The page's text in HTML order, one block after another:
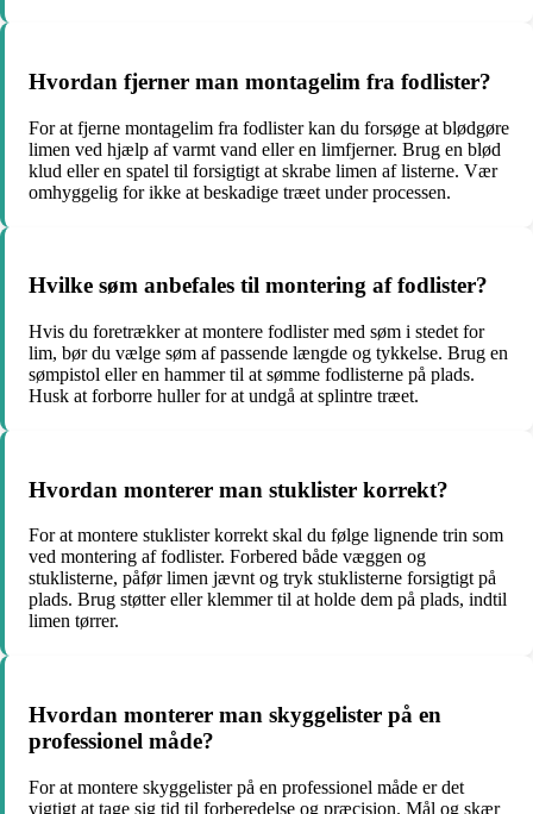
Hvordan fjerner man montagelim fra fodlister?
For at fjerne montagelim fra fodlister kan du forsøge at blødgøre
limen ved hjælp af varmt vand eller en limfjerner. Brug en blød
klud eller en spatel til forsigtigt at skrabe limen af listerne. Vær
omhyggelig for ikke at beskadige træet under processen.
Hvilke søm anbefales til montering af fodlister?
Hvis du foretrækker at montere fodlister med søm i stedet for
lim, bør du vælge søm af passende længde og tykkelse. Brug en
sømpistol eller en hammer til at sømme fodlisterne på plads.
Husk at forborre huller for at undgå at splintre træet.
Hvordan monterer man stuklister korrekt?
For at montere stuklister korrekt skal du følge lignende trin som
ved montering af fodlister. Forbered både væggen og
stuklisterne, påfør limen jævnt og tryk stuklisterne forsigtigt på
plads. Brug støtter eller klemmer til at holde dem på plads, indtil
limen tørrer.
Hvordan monterer man skyggelister på en
professionel måde?
For at montere skyggelister på en professionel måde er det
vigtigt at tage sig tid til forberedelse og præcision. Mål og skær